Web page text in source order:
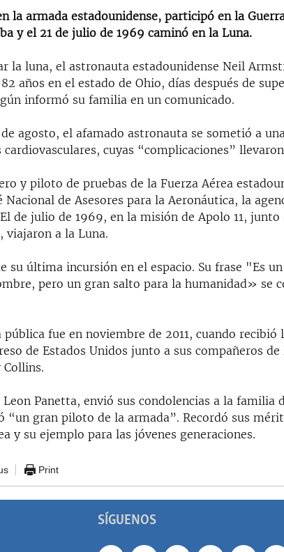
la armada estadounidense, participó en la
y el 21 de julio de 1969 caminó en la Luna.
la luna, el astronauta estadounidense Neil
años en el estado de Ohio, días después de
informó su familia en un comunicado.
agosto, el afamado astronauta se sometió a
cuyas “complicaciones”
y piloto de pruebas de la Fuerza Aérea
Nacional de Asesores para la Aeronáutica, la
de julio de 1969, en la misión de Apolo 11, junto
viajaron a la Luna.
su última incursión en el espacio. Su frase "Es un
pero un gran salto para la humanidad» se
fue en noviembre de 2011, cuando recibió
de Estados Unidos junto a sus compañeros de
Panetta, envió sus condolencias a la familia
“un gran piloto de la armada”. Recordó sus
y su ejemplo para las jóvenes generaciones.
Print
SÍGUENOS